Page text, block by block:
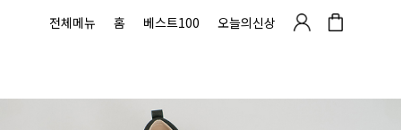
전체메뉴 홈 베스트100 오늘의신상